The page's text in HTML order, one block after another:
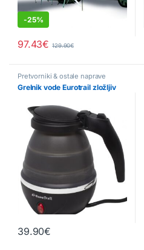
-25%
97.43€ 129.90€
Pretvorniki & ostale naprave
Grelnik vode Eurotrail zložljiv
39.90€